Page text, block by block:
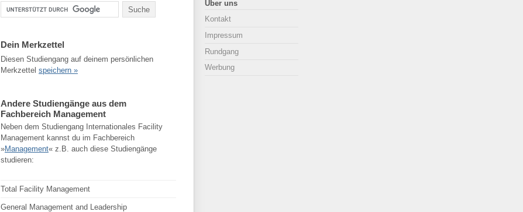
Dein Merkzettel
Diesen Studiengang auf deinem persönlichen
Merkzettel speichern »
Andere Studiengänge aus dem
Fachbereich Management
Neben dem Studiengang Internationales Facility
Management kannst du im Fachbereich
»Management« z.B. auch diese Studiengänge
studieren:
Total Facility Management
General Management and Leadership
Über uns
Kontakt
Impressum
Rundgang
Werbung